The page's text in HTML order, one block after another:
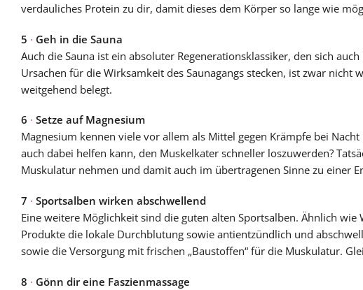
verdauliches Protein zu dir, damit dieses dem Körper so lange wie
5 · Geh in die Sauna
Auch die Sauna ist ein absoluter Regenerationsklassiker, den sich
Ursachen für die Wirksamkeit des Saunagangs stecken, ist zwar
weitgehend belegt.
6 · Setze auf Magnesium
Magnesium kennen viele vor allem als Mittel gegen Krämpfe bei
auch dabei helfen kann, den Muskelkater schneller loszuwerden?
Muskulatur nehmen und damit auch im übertragenen Sinne zu einer
7 · Sportsalben wirken abschwellend
Eine weitere Möglichkeit sind die guten alten Sportsalben. Ähnlich
Produkte die lokale Durchblutung sowie antientzündlich und
sowie die Versorgung mit frischen „Baustoffen“ für die Muskulatur.
8 · Gönn dir eine Faszienmassage